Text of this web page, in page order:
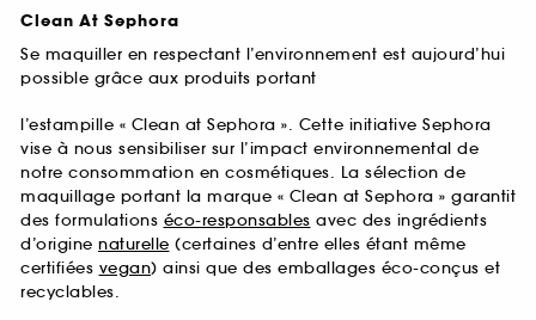
Clean At Sephora
Se maquiller en respectant l’environnement est aujourd’hui
possible grâce aux produits portant
l’estampille « Clean at Sephora ». Cette initiative Sephora
vise à nous sensibiliser sur l’impact environnemental de
notre consommation en cosmétiques. La sélection de
maquillage portant la marque « Clean at Sephora » garantit
des formulations éco-responsables avec des ingrédients
d’origine naturelle (certaines d’entre elles étant même
certifiées vegan) ainsi que des emballages éco-conçus et
recyclables.